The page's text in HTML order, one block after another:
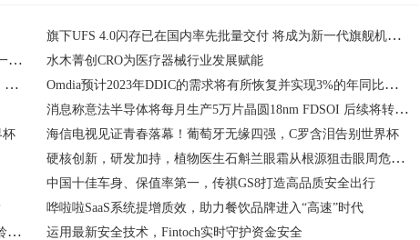
旗下UFS 4.0闪存已在国内率先批量交付 将成为新一代旗舰机型的标配
消息称微软Edge 110将是放弃对Windows 7、8和8.1支持的第一个版本
水木菁创CRO为医疗器械行业发展赋能
EA公布虚幻引擎5新作《不朽者传奇》 将于2023年登陆PS5、Xbox Series及PC平台 Omdia预计2023年DDIC的需求将有所恢复并实现3%的年同比增长
消息称意法半导体将每月生产5万片晶圆18nm FDSOI 后续将转向下一个节点
杯
海信电视见证青春落幕！葡萄牙无缘四强，C罗含泪告别世界杯
硬核创新，研发加持，植物医生石斛兰眼霜从根源狙击眼周危“肌”
中国十佳车身、保值率第一，传祺GS8打造高品质安全出行
哗啦啦SaaS系统提增质效，助力餐饮品牌进入“高速”时代
傲视时光！黄金配比释放青春能量，植物医生兰精灵探索冻龄机“肌”密
运用最新安全技术，Fintoch实时守护资金安全